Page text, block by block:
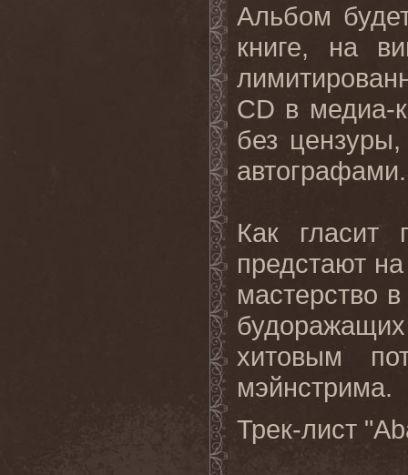
Альбом
книге, на
CD в медиа-
без
автографами.
Как гласит
предстают
мастерство
хитовым
мэйнстрима.
Трек-лист